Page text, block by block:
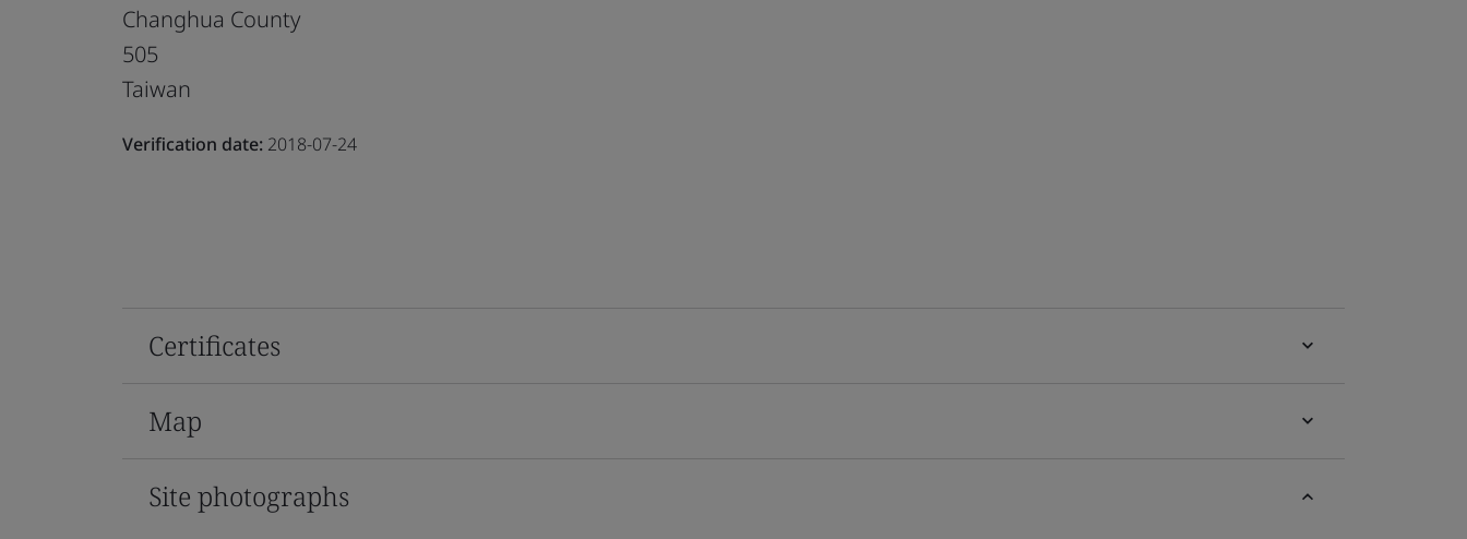
Changhua County
505
Taiwan
Verification date: 2018-07-24
Certificates
Map
Site photographs